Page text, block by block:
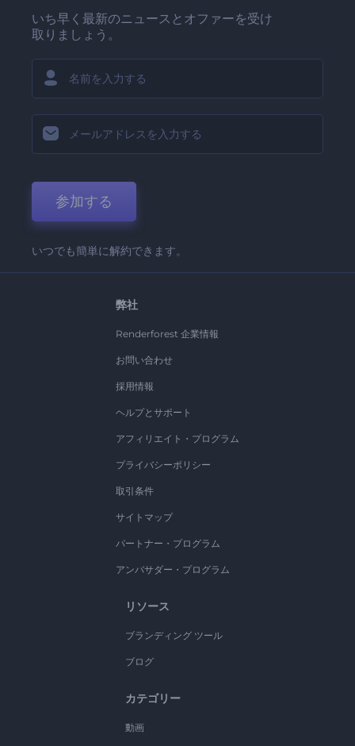
いち早く最新のニュースとオファーを受け
取りましょう。
参加する
いつでも簡単に解約できます。
弊社
Renderforest 企業情報
お問い合わせ
採用情報
ヘルプとサポート
アフィリエイト・プログラム
プライバシーポリシー
取引条件
サイトマップ
パートナー・プログラム
アンバサダー・プログラム
リソース
ブランディング ツール
ブログ
カテゴリー
動画